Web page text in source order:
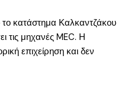
κατάστημα Καλκαντζάκου
τις μηχανές MEC. Η
επιχείρηση και δεν